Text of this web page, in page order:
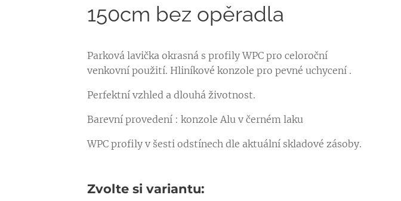
150cm bez opěradla
Parková lavička okrasná s profily WPC pro celoroční
venkovní použití. Hliníkové konzole pro pevné uchycení .
Perfektní vzhled a dlouhá životnost.
Barevní provedení : konzole Alu v černém laku
WPC profily v šesti odstínech dle aktuální skladové zásoby.
Zvolte si variantu: